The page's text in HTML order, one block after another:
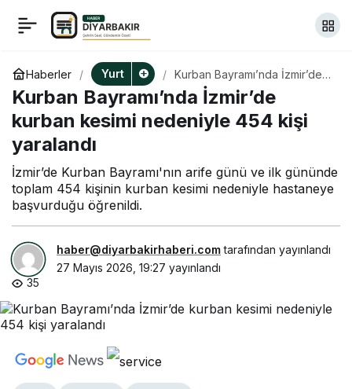
Haberler Yurt
Kurban Bayramı’nda İzmir’de
kurban kesimi nedeniyle 454
kişi yaralandı
Kurban Bayramı’nda İzmir’de
kurban kesimi nedeniyle 454 kişi
yaralandı
İzmir’de Kurban Bayramı'nın arife günü ve ilk gününde
toplam 454 kişinin kurban kesimi nedeniyle hastaneye
başvurduğu öğrenildi.
haber@diyarbakirhaberi.comtarafından yayınlandı
27 Mayıs 2026, 19:27 yayınlandı
35
Ortaca’da “mutlak
butlan” tepkisi… CHP
İlçe Başkanı Çimen:
“Sarayın işbirlikçileriyle
iş tutanlar bizden
değildir”
Paylaş